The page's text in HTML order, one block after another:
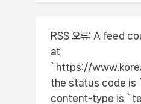
RSS 오류: A feed
at
`https://
the status code is
content-type is